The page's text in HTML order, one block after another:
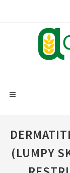
(LUMPY